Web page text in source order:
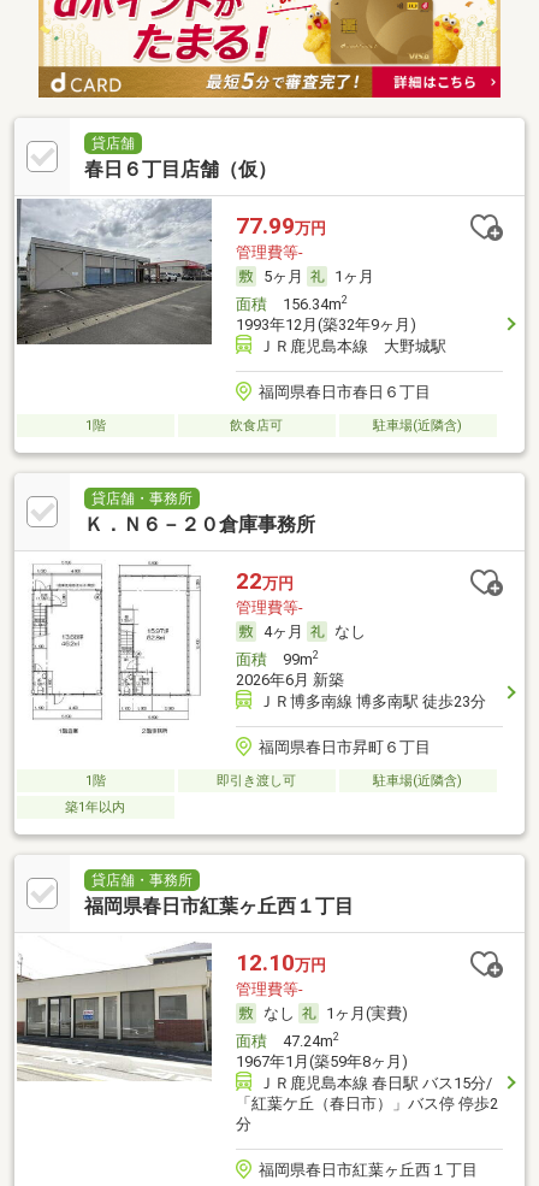
貸店舗
春日６丁目店舗（仮）
77.99万円
管理費等-
5ヶ月
1ヶ月
面積156.34m2
1993年12月(築32年9ヶ月)
ＪＲ鹿児島本線 大野城駅
福岡県春日市春日６丁目
1階 飲食店可 駐車場(近隣含)
貸店舗・事務所
Ｋ．Ｎ６－２０倉庫事務所
22万円
管理費等-
4ヶ月
なし
面積99m2
2026年6月 新築
ＪＲ博多南線 博多南駅 徒歩23分
福岡県春日市昇町６丁目
1階 即引き渡し可
駐車場(近隣含)
築1年以内
貸店舗・事務所
福岡県春日市紅葉ヶ丘西１丁目
12.10万円
管理費等-
なし
1ヶ月(実費)
面積47.24m2
1967年1月(築59年8ヶ月)
ＪＲ鹿児島本線 春日駅 バス15分/
「紅葉ケ丘（春日市）」バス停 停歩2
分
福岡県春日市紅葉ヶ丘西１丁目